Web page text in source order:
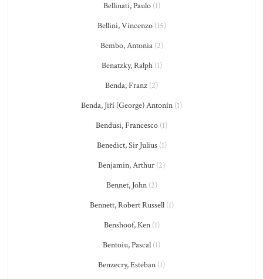
Bellinati, Paulo(1)
Bellini, Vincenzo(15)
Bembo, Antonia(2)
Benatzky, Ralph(1)
Benda, Franz (2)
Benda, Jiří (George) Antonín (1)
Bendusi, Francesco (1)
Benedict, Sir Julius(1)
Benjamin, Arthur (2)
Bennet, John(2)
Bennett, Robert Russell(1)
Benshoof, Ken(1)
Bentoiu, Pascal (1)
Benzecry, Esteban (1)